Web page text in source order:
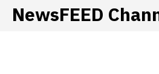
NewsFEED